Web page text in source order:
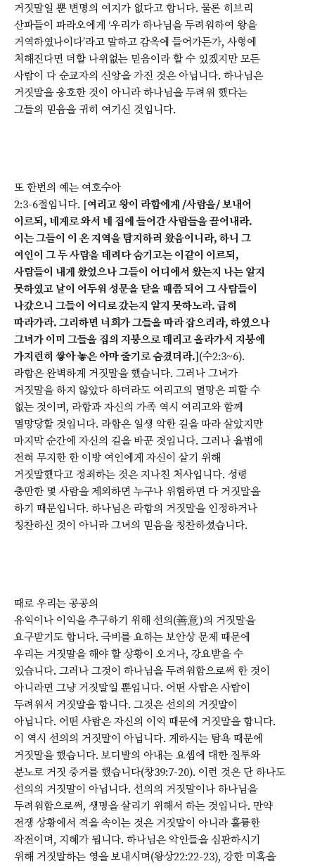
거짓말일 뿐 변명의 여지가 없다고 합니다. 물론 히브리
산파들이 파라오에게 ‘우리가 하나님을 두려워하여 왕을
거역하였나이다’라고 말하고 감옥에 들어가든가, 사형에
처해진다면 더할 나위없는 믿음이라 할 수 있겠지만 모든
사람이 다 순교자의 신앙을 가진 것은 아닙니다. 하나님은
거짓말을 옹호한 것이 아니라 하나님을 두려워 했다는
그들의 믿음을 귀히 여기신 것입니다.
또 한번의 예는 여호수아
2:3-6절입니다. [여리고 왕이 라합에게 /사람을/ 보내어
이르되, 네게로 와서 네 집에 들어간 사람들을 끌어내라.
이는 그들이 이 온 지역을 탐지하러 왔음이니라, 하니 그
여인이 그 두 사람을 데려다 숨기고는 이같이 이르되,
사람들이 내게 왔었으나 그들이 어디에서 왔는지 나는 알지
못하였고 날이 어두워 성문을 닫을 때쯤 되어 그 사람들이
나갔으니 그들이 어디로 갔는지 알지 못하노라. 급히
따라가라. 그리하면 너희가 그들을 따라 잡으리라, 하였으나
그녀가 이미 그들을 집의 지붕으로 데리고 올라가서 지붕에
가지런히 쌓아 놓은 아마 줄기로 숨겼더라.](수2:3~6).
라합은 완벽하게 거짓말을 했습니다. 그러나 그녀가
거짓말을 하지 않았다 하더라도 여리고의 멸망은 피할 수
없는 것이며, 라합과 자신의 가족 역시 여리고와 함께
멸망당할 것입니다. 라합은 일생 악한 길을 따라 살았지만
마지막 순간에 자신의 길을 바꾼 것입니다. 그러나 율법에
전혀 무지한 한 이방 여인에게 자신이 살기 위해
거짓말했다고 정죄하는 것은 지나친 처사입니다. 성령
충만한 몇 사람을 제외하면 누구나 위험하면 다 거짓말을
하기 때문입니다. 하나님은 라합의 거짓말을 인정하거나
칭찬하신 것이 아니라 그녀의 믿음을 칭찬하셨습니다.
때로 우리는 공공의
유익이나 이익을 추구하기 위해 선의(善意)의 거짓말을
요구받기도 합니다. 극비를 요하는 보안상 문제 때문에
우리는 거짓말을 해야 할 상황이 오거나, 강요받을 수
있습니다. 그러나 그것이 하나님을 두려워함으로써 한 것이
아니라면 그냥 거짓말일 뿐입니다. 어떤 사람은 사람이
두려워서 거짓말을 합니다. 그것은 선의의 거짓말이
아닙니다. 어떤 사람은 자신의 이익 때문에 거짓말을 합니다.
이 역시 선의의 거짓말이 아닙니다. 게하시는 탐욕 때문에
거짓말을 했습니다. 보디발의 아내는 요셉에 대한 질투와
분노로 거짓 증거를 했습니다(창39:7-20). 이런 것은 단 하나도
선의의 거짓말이 아닙니다. 선의의 거짓말이나 하나님을
두려워함으로써, 생명을 살리기 위해서 하는 것입니다. 만약
전쟁 상황에서 적을 속이는 것은 거짓말이 아니라 훌륭한
작전이며, 지혜가 됩니다. 하나님은 악인들을 심판하시기
위해 거짓말하는 영을 보내시며(왕상22:22-23), 강한 미혹을